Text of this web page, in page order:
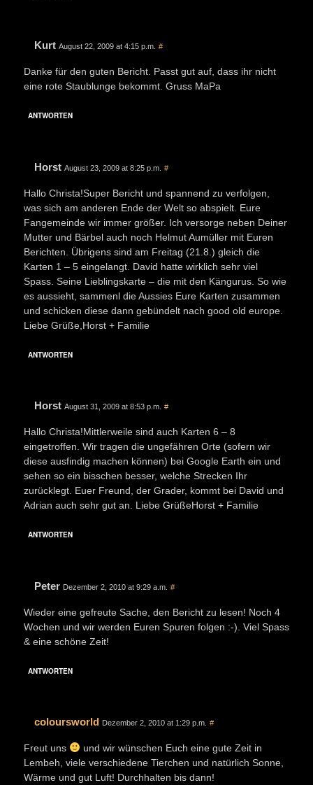
Kurt August 22, 2009 at 4:15 p.m. #
Danke für den guten Bericht. Passt gut auf, dass ihr nicht
eine rote Staublunge bekommt. Gruss MaPa
ANTWORTEN
Horst August 23, 2009 at 8:25 p.m. #
Hallo Christa!Super Bericht und spannend zu verfolgen,
was sich am anderen Ende der Welt so abspielt. Eure
Fangemeinde wir immer größer. Ich versorge neben Deiner
Mutter und Bärbel auch noch Helmut Aumüller mit Euren
Berichten. Übrigens sind am Freitag (21.8.) gleich die
Karten 1 – 5 eingelangt. David hatte wirklich sehr viel
Spass. Seine Lieblingskarte – die mit den Kängurus. So wie
es aussieht, sammenl die Aussies Eure Karten zusammen
und schicken diese dann gebündelt nach good old europe.
Liebe Grüße,Horst + Familie
ANTWORTEN
Horst August 31, 2009 at 8:53 p.m. #
Hallo Christa!Mittlerweile sind auch Karten 6 – 8
eingetroffen. Wir tragen die ungefähren Orte (sofern wir
diese ausfindig machen können) bei Google Earth ein und
sehen so ein bisschen besser, welche Strecken Ihr
zurücklegt. Euer Freund, der Grader, kommt bei David und
Adrian auch sehr gut an. Liebe GrüßeHorst + Familie
ANTWORTEN
Peter Dezember 2, 2010 at 9:29 a.m. #
Wieder eine gefreute Sache, den Bericht zu lesen! Noch 4
Wochen und wir werden Euren Spuren folgen :-). Viel Spass
& eine schöne Zeit!
ANTWORTEN
coloursworld Dezember 2, 2010 at 1:29 p.m. #
Freut uns
und wir wünschen Euch eine gute Zeit in
Lembeh, viele verschiedene Tierchen und natürlich Sonne,
Wärme und gut Luft! Durchhalten bis dann!